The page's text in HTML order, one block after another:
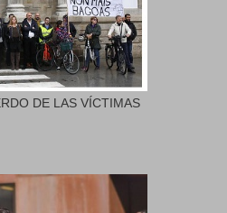
DE LAS VÍCTIMAS